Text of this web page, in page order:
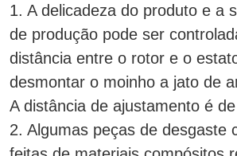
1. A delicadeza do produto e a
de produção pode ser
distância entre o rotor e o
desmontar o moinho a jato de
A distância de ajustamento é
2. Algumas peças de desgaste